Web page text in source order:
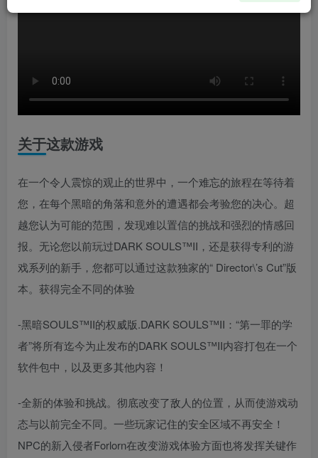
关于这款游戏
在一个令人震惊的观止的世界中，一个难忘的旅程在等待着
您，在每个黑暗的角落和意外的遭遇都会考验您的决心。超
越您认为可能的范围，发现难以置信的挑战和强烈的情感回
报。无论您以前玩过DARK SOULS™II，还是获得专利的游
戏系列的新手，您都可以通过这款独家的“ Director\’s Cut”版
本。获得完全不同的体验
-黑暗SOULS™II的权威版.DARK SOULS™II：“第一罪的学
者”将所有迄今为止发布的DARK SOULS™II内容打包在一个
软件包中，以及更多其他内容！
-全新的体验和挑战。彻底改变了敌人的位置，从而使游戏动
态与以前完全不同。一些玩家记住的安全区域不再安全！
NPC的新入侵者Forlorn在改变游戏体验方面也将发挥关键作